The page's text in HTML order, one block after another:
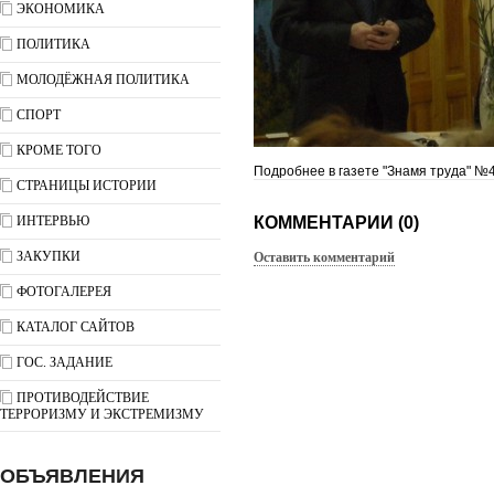
ЭКОНОМИКА
ПОЛИТИКА
МОЛОДЁЖНАЯ ПОЛИТИКА
СПОРТ
КРОМЕ ТОГО
СТРАНИЦЫ ИСТОРИИ
ИНТЕРВЬЮ
ЗАКУПКИ
ФОТОГАЛЕРЕЯ
КАТАЛОГ САЙТОВ
ГОС. ЗАДАНИЕ
ПРОТИВОДЕЙСТВИЕ
ТЕРРОРИЗМУ И ЭКСТРЕМИЗМУ
ОБЪЯВЛЕНИЯ
Подробнее в газете "Знамя труда"
КОММЕНТАРИИ (0)
Оставить комментарий